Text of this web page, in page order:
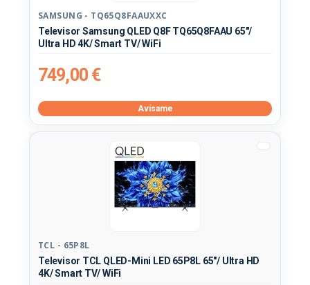
SAMSUNG - TQ65Q8FAAUXXC
Televisor Samsung QLED Q8F TQ65Q8FAAU 65"/
Ultra HD 4K/ Smart TV/ WiFi
749,00 €
Avísame
TCL - 65P8L
Televisor TCL QLED-Mini LED 65P8L 65"/ Ultra HD
4K/ Smart TV/ WiFi